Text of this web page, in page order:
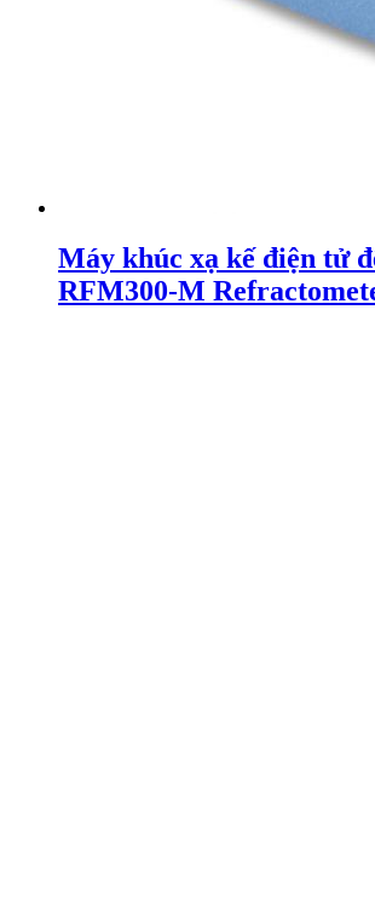
Máy khúc xạ kế điện tử
RFM300-M